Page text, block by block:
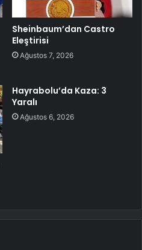
Sheinbaum’dan Castro
Eleştirisi
Ağustos 7, 2026
Hayrabolu’da Kaza: 3
Yaralı
Ağustos 6, 2026